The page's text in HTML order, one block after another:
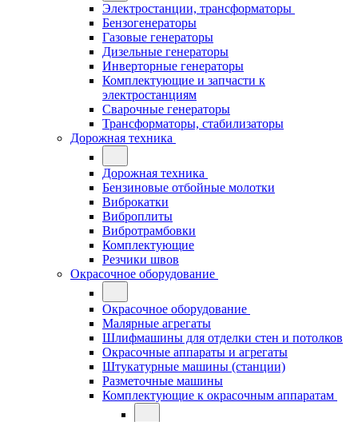
Электростанции, трансформаторы
Бензогенераторы
Газовые генераторы
Дизельные генераторы
Инверторные генераторы
Комплектующие и запчасти к
электростанциям
Сварочные генераторы
Трансформаторы, стабилизаторы
Дорожная техника
Дорожная техника
Бензиновые отбойные молотки
Виброкатки
Виброплиты
Вибротрамбовки
Комплектующие
Резчики швов
Окрасочное оборудование
Окрасочное оборудование
Малярные агрегаты
Шлифмашины для отделки стен и потолков
Окрасочные аппараты и агрегаты
Штукатурные машины (станции)
Разметочные машины
Комплектующие к окрасочным аппаратам